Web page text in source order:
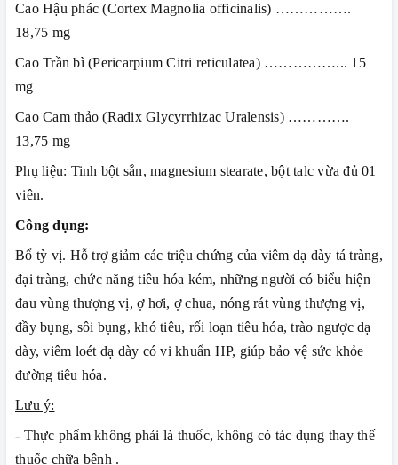
Cao Hậu phác (Cortex Magnolia officinalis) …………….
18,75 mg
Cao Trần bì (Pericarpium Citri reticulatea) ……………... 15
mg
Cao Cam thảo (Radix Glycyrrhizac Uralensis) ………….
13,75 mg
Phụ liệu: Tinh bột sắn, magnesium stearate, bột talc vừa đủ 01
viên.
Công dụng:
Bổ tỳ vị. Hỗ trợ giảm các triệu chứng của viêm dạ dày tá tràng,
đại tràng, chức năng tiêu hóa kém, những người có biểu hiện
đau vùng thượng vị, ợ hơi, ợ chua, nóng rát vùng thượng vị,
đầy bụng, sôi bụng, khó tiêu, rối loạn tiêu hóa, trào ngược dạ
dày, viêm loét dạ dày có vi khuẩn HP, giúp bảo vệ sức khỏe
đường tiêu hóa.
Lưu ý:
- Thực phẩm không phải là thuốc, không có tác dụng thay thế
thuốc chữa bệnh .